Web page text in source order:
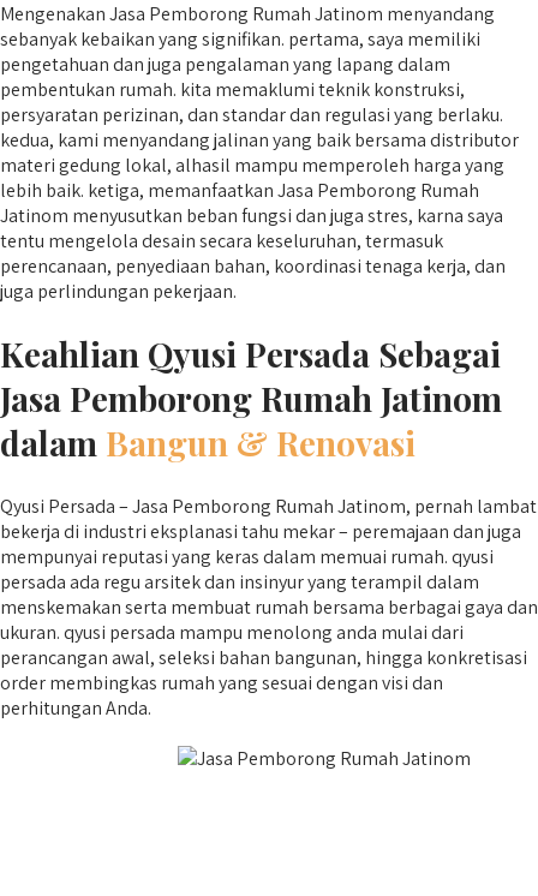
Mengenakan Jasa Pemborong Rumah Jatinom menyandang
sebanyak kebaikan yang signifikan. pertama, saya memiliki
pengetahuan dan juga pengalaman yang lapang dalam
pembentukan rumah. kita memaklumi teknik konstruksi,
persyaratan perizinan, dan standar dan regulasi yang berlaku.
kedua, kami menyandang jalinan yang baik bersama distributor
materi gedung lokal, alhasil mampu memperoleh harga yang
lebih baik. ketiga, memanfaatkan Jasa Pemborong Rumah
Jatinom menyusutkan beban fungsi dan juga stres, karna saya
tentu mengelola desain secara keseluruhan, termasuk
perencanaan, penyediaan bahan, koordinasi tenaga kerja, dan
juga perlindungan pekerjaan.
Keahlian Qyusi Persada Sebagai
Jasa Pemborong Rumah Jatinom
dalam Bangun & Renovasi
Qyusi Persada – Jasa Pemborong Rumah Jatinom, pernah lambat
bekerja di industri eksplanasi tahu mekar – peremajaan dan juga
mempunyai reputasi yang keras dalam memuai rumah. qyusi
persada ada regu arsitek dan insinyur yang terampil dalam
menskemakan serta membuat rumah bersama berbagai gaya dan
ukuran. qyusi persada mampu menolong anda mulai dari
perancangan awal, seleksi bahan bangunan, hingga konkretisasi
order membingkas rumah yang sesuai dengan visi dan
perhitungan Anda.